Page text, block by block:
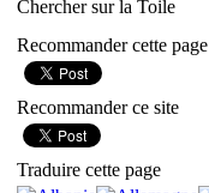
Chercher sur la Toile
Recommander cette page
Recommander ce site
Traduire cette page